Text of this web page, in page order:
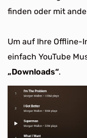
finden oder mit
Um auf Ihre Offline-
einfach YouTube
„Downloads“.